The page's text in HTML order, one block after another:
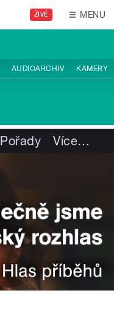
ŽIVĚ MENU
AUDIOARCHIV KAMERY
Pořady Více…